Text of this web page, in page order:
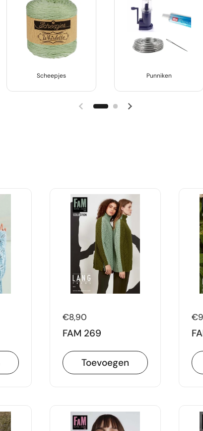
Scheepjes Punniken
Vorige dia Volgende dia
Prijs:
€8,90
FAM 269
Toevoegen